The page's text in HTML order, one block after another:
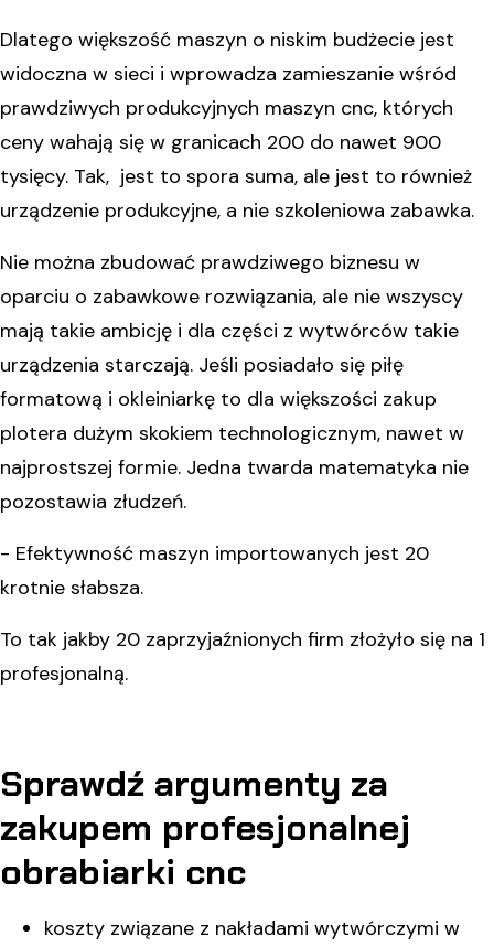
Dlatego większość maszyn o niskim budżecie jest
widoczna w sieci i wprowadza zamieszanie wśród
prawdziwych produkcyjnych maszyn cnc, których
ceny wahają się w granicach 200 do nawet 900
tysięcy. Tak, jest to spora suma, ale jest to również
urządzenie produkcyjne, a nie szkoleniowa zabawka.
Nie można zbudować prawdziwego biznesu w
oparciu o zabawkowe rozwiązania, ale nie wszyscy
mają takie ambicję i dla części z wytwórców takie
urządzenia starczają. Jeśli posiadało się piłę
formatową i okleiniarkę to dla większości zakup
plotera dużym skokiem technologicznym, nawet w
najprostszej formie. Jedna twarda matematyka nie
pozostawia złudzeń.
- Efektywność maszyn importowanych jest 20
krotnie słabsza.
To tak jakby 20 zaprzyjaźnionych firm złożyło się na 1
profesjonalną.
Sprawdź argumenty za
zakupem profesjonalnej
obrabiarki cnc
koszty związane z nakładami wytwórczymi w